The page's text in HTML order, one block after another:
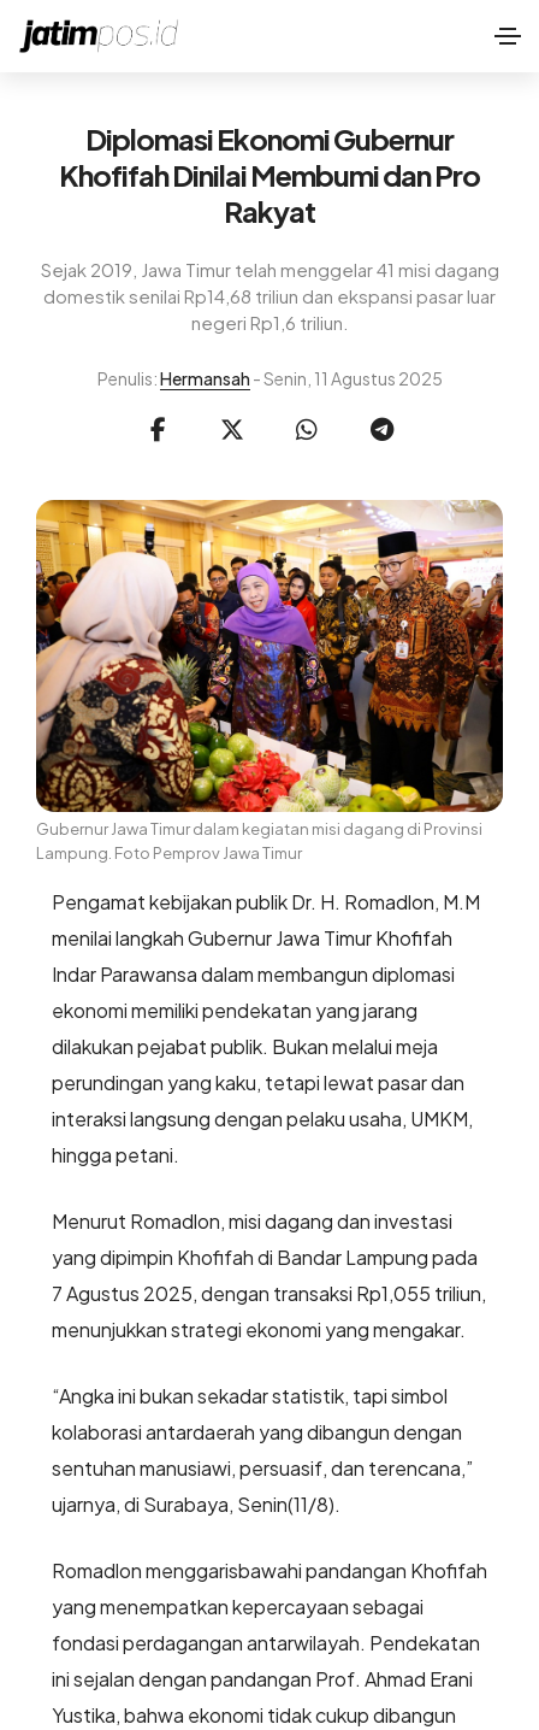
Diplomasi Ekonomi Gubernur
Khofifah Dinilai Membumi dan Pro
Rakyat
Sejak 2019, Jawa Timur telah menggelar 41 misi dagang
domestik senilai Rp14,68 triliun dan ekspansi pasar luar
negeri Rp1,6 triliun.
Penulis:Hermansah - Senin, 11 Agustus 2025
Gubernur Jawa Timur dalam kegiatan misi dagang di Provinsi
Lampung. Foto Pemprov Jawa Timur
Pengamat kebijakan publik Dr. H. Romadlon, M.M
menilai langkah Gubernur Jawa Timur Khofifah
Indar Parawansa dalam membangun diplomasi
ekonomi memiliki pendekatan yang jarang
dilakukan pejabat publik. Bukan melalui meja
perundingan yang kaku, tetapi lewat pasar dan
interaksi langsung dengan pelaku usaha, UMKM,
hingga petani.
Menurut Romadlon, misi dagang dan investasi
yang dipimpin Khofifah di Bandar Lampung pada
7 Agustus 2025, dengan transaksi Rp1,055 triliun,
menunjukkan strategi ekonomi yang mengakar.
“Angka ini bukan sekadar statistik, tapi simbol
kolaborasi antardaerah yang dibangun dengan
sentuhan manusiawi, persuasif, dan terencana,”
ujarnya, di Surabaya, Senin(11/8).
Romadlon menggarisbawahi pandangan Khofifah
yang menempatkan kepercayaan sebagai
fondasi perdagangan antarwilayah. Pendekatan
ini sejalan dengan pandangan Prof. Ahmad Erani
Yustika, bahwa ekonomi tidak cukup dibangun